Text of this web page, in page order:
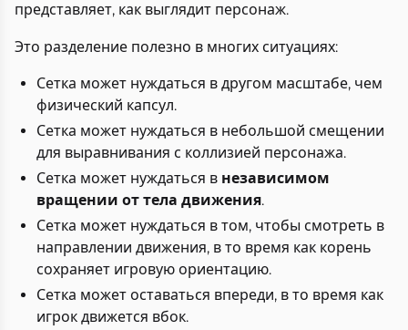
представляет, как выглядит персонаж.
Это разделение полезно в многих ситуациях:
Сетка может нуждаться в другом масштабе, чем
физический капсул.
Сетка может нуждаться в небольшой смещении
для выравнивания с коллизией персонажа.
Сетка может нуждаться в независимом
вращении от тела движения.
Сетка может нуждаться в том, чтобы смотреть в
направлении движения, в то время как корень
сохраняет игровую ориентацию.
Сетка может оставаться впереди, в то время как
игрок движется вбок.